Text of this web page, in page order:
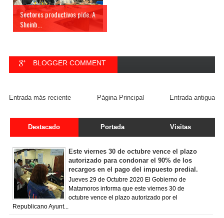
Sectores productivos pide. A
Sheinb...
BLOGGER COMMENT
Entrada más reciente Entrada antigua
Página Principal
Destacado Portada Visitas
Este viernes 30 de octubre vence el plazo
autorizado para condonar el 90% de los
recargos en el pago del impuesto predial.
Jueves 29 de Octubre 2020 El Gobierno de
Matamoros informa que este viernes 30 de
octubre vence el plazo autorizado por el
Republicano Ayunt...